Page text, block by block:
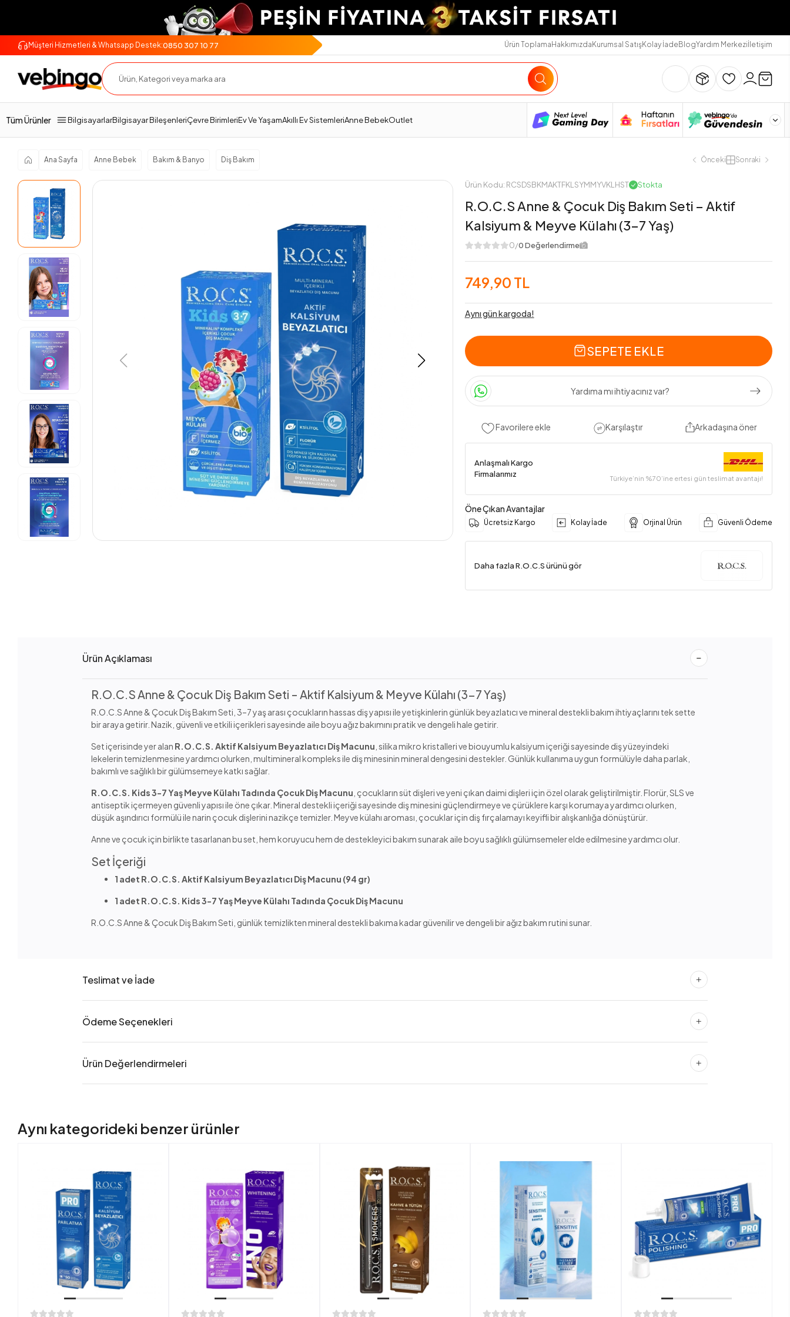
Müşteri Hizmetleri & Whatsapp Destek:0850 307 10 77 Ürün ToplamaHakkımızdaKurumsal SatışKolay İadeBlogYardım Merkeziİletişim
Tüm Ürünler BilgisayarlarBilgisayar BileşenleriÇevre BirimleriEv Ve YaşamAkıllı Ev SistemleriAnne BebekOutlet
Ana Sayfa Anne Bebek Bakım & Banyo Diş Bakım Önceki Sonraki
Ürün Kodu: RCSDSBKMAKTFKLSYMMYVKLHST Stokta
R.O.C.S Anne & Çocuk Diş Bakım Seti – Aktif
Kalsiyum & Meyve Külahı (3-7 Yaş)
0/0 Değerlendirme
749,90 TL
Aynı gün kargoda!
SEPETE EKLE
Yardıma mı ihtiyacınız var?
Favorilere ekle Karşılaştır Arkadaşına öner
Anlaşmalı Kargo
Firmalarımız
Türkiye’nin %70’ine ertesi gün teslimat avantajı!
Öne Çıkan Avantajlar
Ücretsiz Kargo Kolay İade Orjinal Ürün Güvenli Ödeme
Daha fazla R.O.C.S ürünü gör
Ürün Açıklaması Teslimat Ve İade Ödeme Seçenekleri Değerlendirmeler
Ürün Açıklaması
R.O.C.S Anne & Çocuk Diş Bakım Seti – Aktif Kalsiyum & Meyve Külahı (3-7 Yaş)
R.O.C.S Anne & Çocuk Diş Bakım Seti, 3–7 yaş arası çocukların hassas diş yapısı ile yetişkinlerin günlük beyazlatıcı ve mineral destekli bakım ihtiyaçlarını tek sette
bir araya getirir. Nazik, güvenli ve etkili içerikleri sayesinde aile boyu ağız bakımını pratik ve dengeli hale getirir.
Set içerisinde yer alan R.O.C.S. Aktif Kalsiyum Beyazlatıcı Diş Macunu , silika mikro kristalleri ve biouyumlu kalsiyum içeriği sayesinde diş yüzeyindeki
lekelerin temizlenmesine yardımcı olurken, multimineral kompleks ile diş minesinin mineral dengesini destekler. Günlük kullanıma uygun formülüyle daha parlak,
bakımlı ve sağlıklı bir gülümsemeye katkı sağlar.
R.O.C.S. Kids 3-7 Yaş Meyve Külahı Tadında Çocuk Diş Macunu , çocukların süt dişleri ve yeni çıkan daimi dişleri için özel olarak geliştirilmiştir. Florür, SLS ve
antiseptik içermeyen güvenli yapısı ile öne çıkar. Mineral destekli içeriği sayesinde diş minesini güçlendirmeye ve çürüklere karşı korumaya yardımcı olurken,
düşük aşındırıcı formülü ile narin çocuk dişlerini nazikçe temizler. Meyve külahı aroması, çocuklar için diş fırçalamayı keyifli bir alışkanlığa dönüştürür.
Anne ve çocuk için birlikte tasarlanan bu set, hem koruyucu hem de destekleyici bakım sunarak aile boyu sağlıklı gülümsemeler elde edilmesine yardımcı olur.
Set İçeriği
1 adet R.O.C.S. Aktif Kalsiyum Beyazlatıcı Diş Macunu (94 gr)
1 adet R.O.C.S. Kids 3-7 Yaş Meyve Külahı Tadında Çocuk Diş Macunu
R.O.C.S Anne & Çocuk Diş Bakım Seti, günlük temizlikten mineral destekli bakıma kadar güvenilir ve dengeli bir ağız bakım rutini sunar.
Teslimat ve İade
Ödeme Seçenekleri
Ürün Değerlendirmeleri
Aynı kategorideki benzer ürünler